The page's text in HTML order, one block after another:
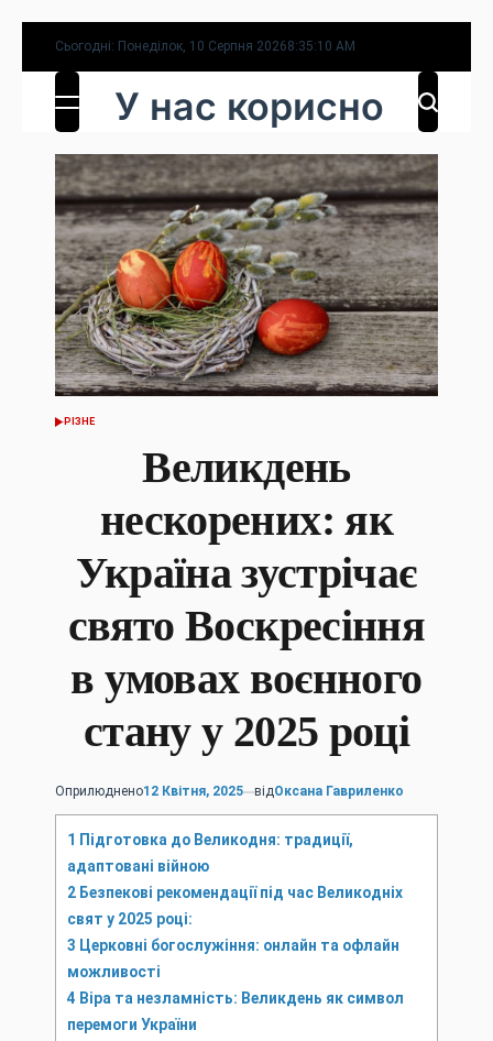
Перейти
до
вмісту
Сьогодні: Понеділок, 10 Серпня 20268:35:12 AM
У нас корисно
ОПУБЛІКУВАТИ
РІЗНЕ
Великдень
нескорених: як
Україна зустрічає
свято Воскресіння
в умовах воєнного
стану у 2025 році
Оприлюднено12 Квітня, 2025 відОксана Гавриленко
1 Підготовка до Великодня: традиції,
адаптовані війною
2 Безпекові рекомендації під час Великодніх
свят у 2025 році:
3 Церковні богослужіння: онлайн та офлайн
можливості
4 Віра та незламність: Великдень як символ
перемоги України